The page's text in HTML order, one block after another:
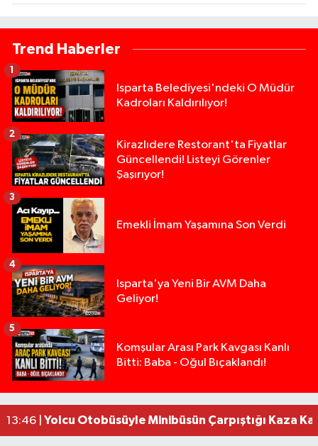
Trend Haberler
Isparta Belediyesi'ndeki O Müdür
Kadroları Kaldırılıyor!
1
Kirazlıdere Restorant'ta Fiyatlar
Güncellendi! Listeyi Görenler
Şaşırıyor!
2
Emekli İmam Yaşamına Son Verdi
3
Isparta'ya Yeni Bir AVM Daha
Geliyor!
4
Komşular Arası Park Kavgası Kanlı
Bitti: Baba - Oğul Bıçaklandı!
5
19:36 |Isparta’da Silah Operasyonu: 165 Tabanca Ele
17:18 |Anız Yangını Kazaya Neden Oldu: 13 Araç
17:08 |Alevlere Teslim Olan Gecekondu Kullanılamaz
13:46 | Yolcu Otobüsüyle Minibüsün Çarpıştığı Kaza